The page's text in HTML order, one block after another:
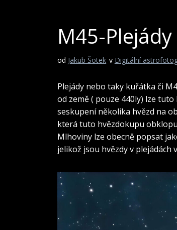
M45-Plejády
od Jakub Šotek v Digitální
Plejády nebo taky kuřátka či
od země ( pouze 440ly) lze
seskupení několika hvězd na
která tuto hvězdokupu
Mlhoviny lze obecně popsat
jelikož jsou hvězdy v